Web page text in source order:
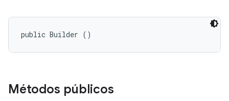
public Builder ()
Métodos públicos